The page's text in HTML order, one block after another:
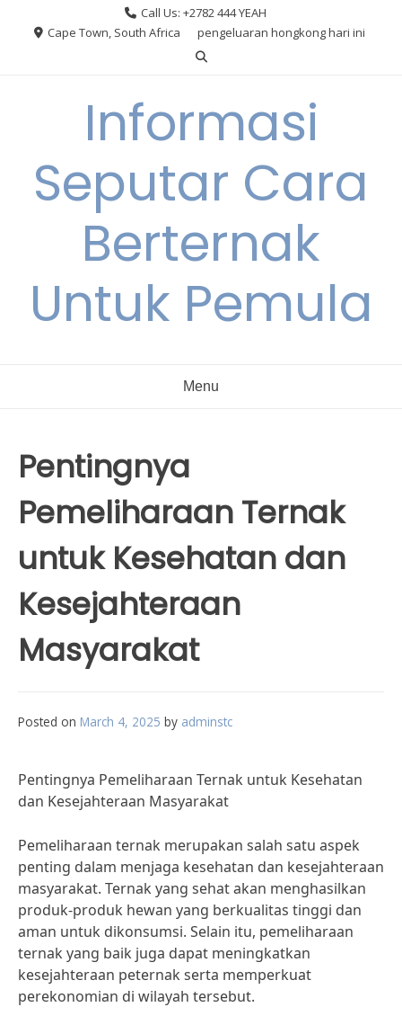
Call Us: +2782 444 YEAH
Cape Town, South Africa
pengeluaran hongkong hari ini
Informasi
Seputar Cara
Berternak
Untuk Pemula
Menu
Pentingnya
Pemeliharaan Ternak
untuk Kesehatan dan
Kesejahteraan
Masyarakat
Posted on March 4, 2025 by adminstc
Pentingnya Pemeliharaan Ternak untuk Kesehatan
dan Kesejahteraan Masyarakat
Pemeliharaan ternak merupakan salah satu aspek
penting dalam menjaga kesehatan dan kesejahteraan
masyarakat. Ternak yang sehat akan menghasilkan
produk-produk hewan yang berkualitas tinggi dan
aman untuk dikonsumsi. Selain itu, pemeliharaan
ternak yang baik juga dapat meningkatkan
kesejahteraan peternak serta memperkuat
perekonomian di wilayah tersebut.